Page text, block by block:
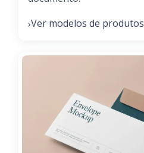
›Ver modelos de produtos